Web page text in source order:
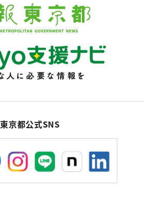
東京都公式SNS